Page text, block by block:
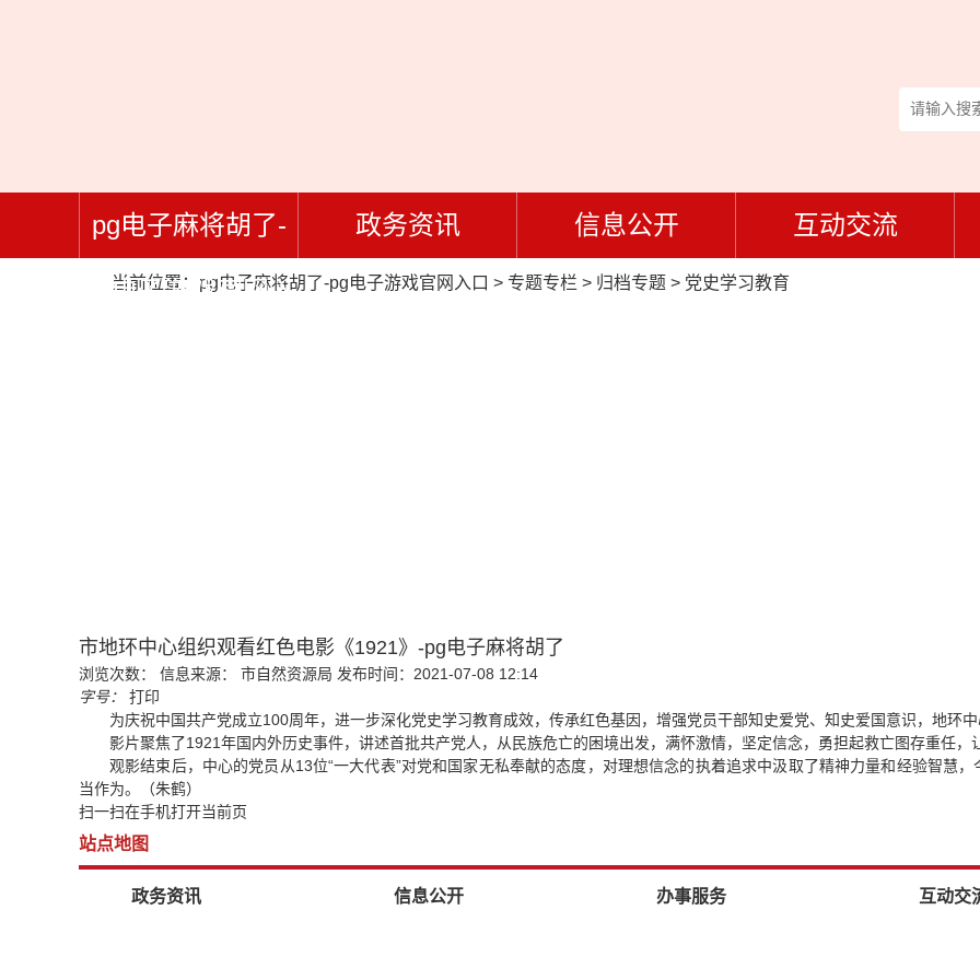
pg电子麻将胡了-
pg电子游戏官网入
政务资讯 信息公开 互动交流
当前位置： pg电子麻将胡了-pg电子游戏官网入口 > 专题专栏 > 归档专题 > 党史学习教育
市地环中心组织观看红色电影《1921》-pg电子麻将胡了
浏览次数： 信息来源： 市自然资源局 发布时间：2021-07-08 12:14
字号：
打印
为庆祝中国共产党成立100周年，进一步深化党史学习教育成效，传承红色基因，增强党员干部知史爱党、知史爱国意识，地环
影片聚焦了1921年国内外历史事件，讲述首批共产党人，从民族危亡的困境出发，满怀激情，坚定信念，勇担起救亡图存重任，
观影结束后，中心的党员从13位“一大代表”对党和国家无私奉献的态度，对理想信念的执着追求中汲取了精神力量和经验智慧
当作为。（朱鹤）
扫一扫在手机打开当前页
站点地图
政务资讯 信息公开 办事服务 互动交